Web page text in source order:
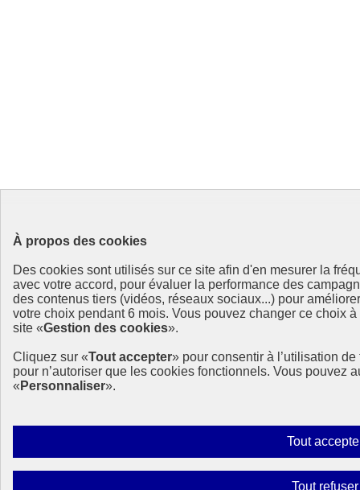
À propos des cookies
Des cookies sont utilisés sur ce site afin d'en mesurer la
avec votre accord, pour évaluer la performance des
des contenus tiers (vidéos, réseaux sociaux...) pour
votre choix pendant 6 mois. Vous pouvez changer ce choix
site «Gestion des cookies».
Cliquez sur «Tout accepter» pour consentir à l’utilisation
pour n’autoriser que les cookies fonctionnels. Vous pouvez
« Personnaliser».
Tout
Tout refuser